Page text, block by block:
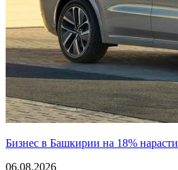
Бизнес в Башкирии на 18%
06.08.2026